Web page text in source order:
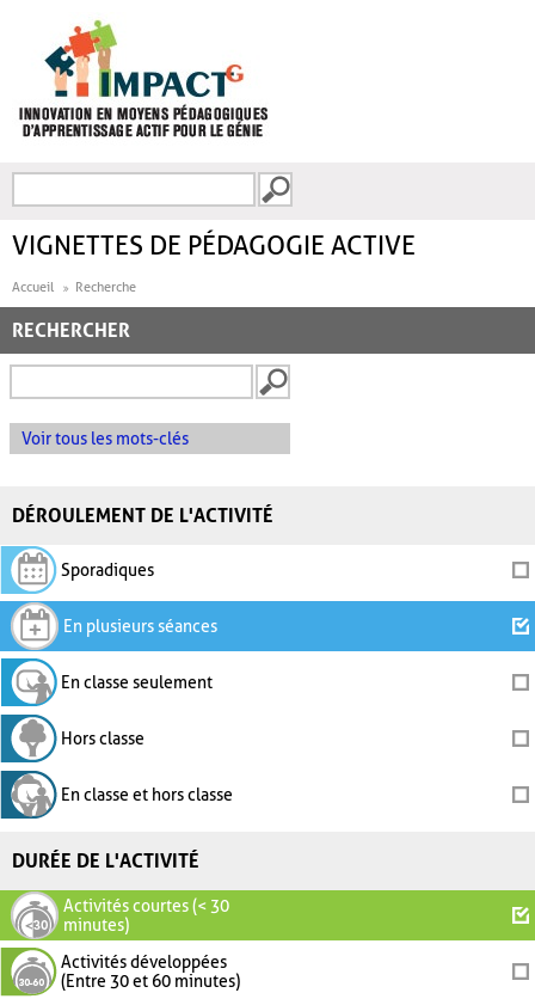
FORMULAIRE DE
VIGNETTES DE PÉDAGOGIE ACTIVE
Accueil Recherche
RECHERCHER
Voir tous les mots-clés
DÉROULEMENT DE L'ACTIVITÉ
Sporadiques
En plusieurs séances
En classe seulement
Hors classe
En classe et hors classe
DURÉE DE L'ACTIVITÉ
Activités courtes (< 30
minutes)
Activités développées
(Entre 30 et 60 minutes)